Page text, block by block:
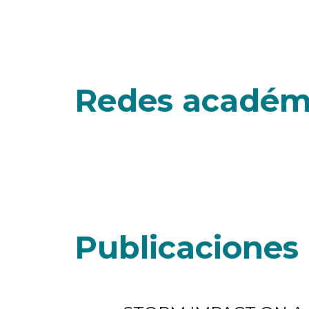
Redes
Publicaciones